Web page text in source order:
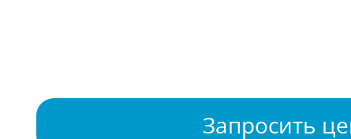
регламента F-Gas и может
• Инверторный компрессорЗапросить